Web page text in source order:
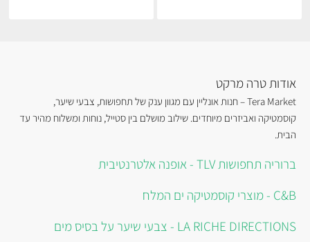
אודות טרה מרקט
Tera Market – חנות אונליין עם מגוון ענק של תחפושות, צבעי שיער,
קוסמטיקה ואביזרים מיוחדים. שילוב מושלם בין סטייל, נוחות ומשלוח מהיר עד
הבית.
ברוריה תחפושות TLV - אופנה אלטרנטיבית
C&B - מוצרי קוסמטיקה ים המלח
LA RICHE DIRECTIONS - צבעי שיער על בסיס מים